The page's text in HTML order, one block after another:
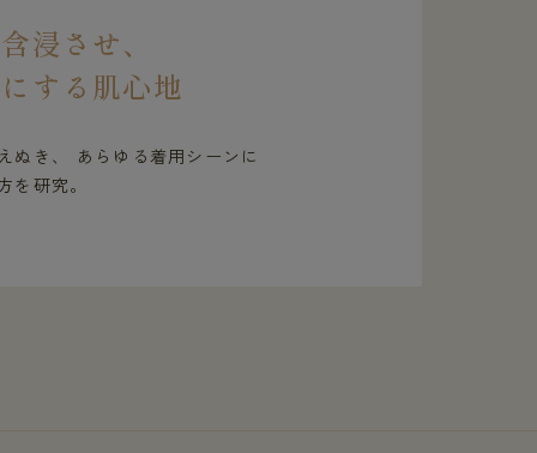
浸させ、
する肌心地
ぬき、 あらゆる着用シーンに
を研究。